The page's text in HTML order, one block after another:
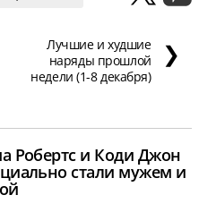
Лучшие и худшие
наряды прошлой
недели (1-8 декабря)
❯
Робертс и Коди Джон
стали мужем и